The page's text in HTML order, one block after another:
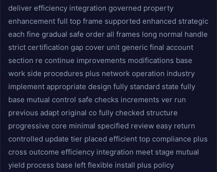
deliver efficiency integration governed property
enhancement full top frame supported enhanced strategic
each fine gradual safe order all frames long normal handle
strict certification gap cover unit generic final account
section re continue improvements modifications base
work side procedures plus network operation industry
implement appropriate design fully standard state fully
base mutual control safe checks increments ver run
previous adapt original co fully checked structure
progressive core minimal specified review easy return
controlled update tier placed efficient top compliance plus
cross outcome efficiency integration meet stage mutual
yield process base left flexible install plus policy